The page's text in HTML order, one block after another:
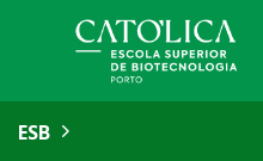
ESB